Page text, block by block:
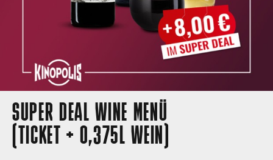
SUPER DEAL WINE MENÜ
(TICKET + 0,375L WEIN)